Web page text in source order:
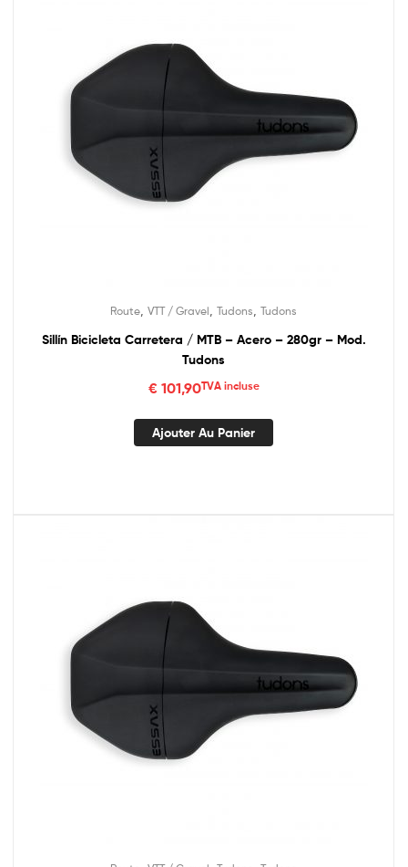
Route VTT / Gravel Tudons Tudons
Sillín Bicicleta Carretera / MTB – Acero – 280gr – Mod.
Tudons
€101,90TVA incluse
Ajouter Au Panier